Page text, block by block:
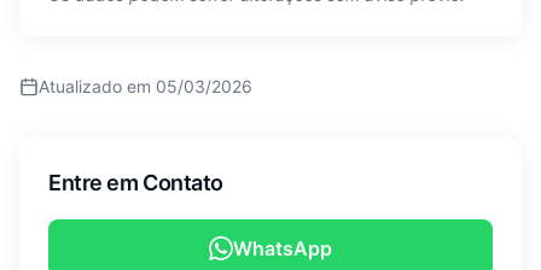
Atualizado em 05/03/2026
Entre em Contato
WhatsApp